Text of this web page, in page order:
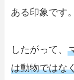
ある印象です。
したがって、
は動物ではな